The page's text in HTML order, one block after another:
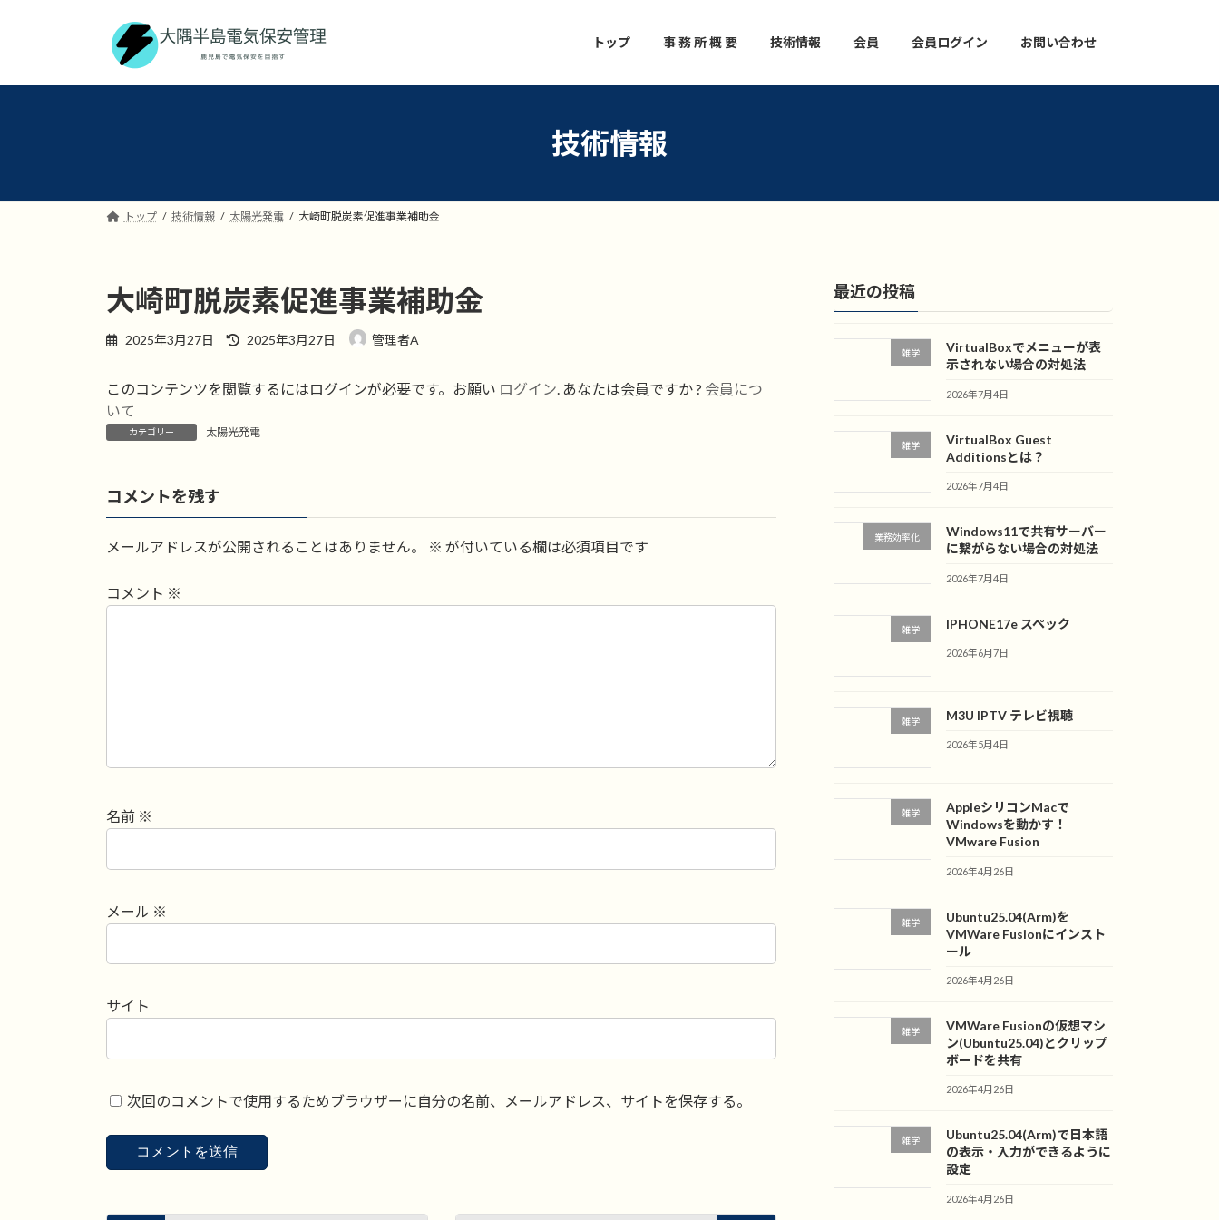
プ
動
トップ 事 務 所 概 要 技術情報 会員 会員ログイン お問い合わせ
技術情報
トップ 技術情報 太陽光発電 大崎町脱炭素促進事業補助金
大崎町脱炭素促進事業補助金
2025年3月27日
最
新
時
2025年3月27日 管理者A
このコンテンツを閲覧するにはログインが必要です。お願い ログイン. あなたは会員ですか ? 会員につ
いて
カテゴリー 太陽光発電
コメントを残す
メールアドレスが公開されることはありません。 ※ が付いている欄は必須項目です
コメント ※
名前 ※
メール ※
サイト
次回のコメントで使用するためブラウザーに自分の名前、メールアドレス、サイトを保存する。
最近の投稿
雑学
VirtualBoxでメニューが表
示されない場合の対処法
2026年7月4日
雑学
VirtualBox Guest
Additionsとは？
2026年7月4日
業務効率化
Windows11で共有サーバー
に繋がらない場合の対処法
2026年7月4日
雑学 IPHONE17e スペック
2026年6月7日
雑学 M3U IPTV テレビ視聴
2026年5月4日
雑学
AppleシリコンMacで
Windowsを動かす！
VMware Fusion
2026年4月26日
雑学
Ubuntu25.04(Arm)を
VMWare Fusionにインスト
ール
2026年4月26日
雑学
VMWare Fusionの仮想マシ
ン(Ubuntu25.04)とクリップ
ボードを共有
2026年4月26日
雑学
Ubuntu25.04(Arm)で日本語
の表示・入力ができるように
設定
2026年4月26日